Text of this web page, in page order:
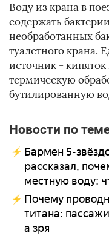
Воду из крана в
содержать
необработанных
туалетного крана.
источник -
термическую
бутилированную
Новости по
Бармен 5-
рассказал,
местную воду:
Почему
титана:
а зря